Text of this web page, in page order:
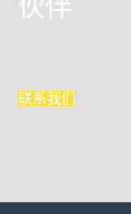
伙伴
联系我们